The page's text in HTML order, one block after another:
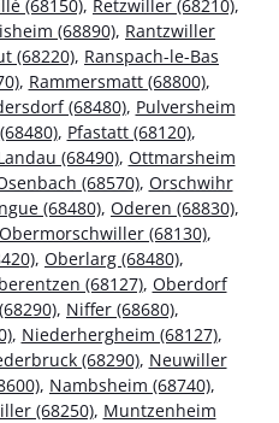
(68150), Retzwiller (68210),
(68890), Rantzwiller
(68220), Ranspach-le-Bas
, Rammersmatt (68800),
(68480), Pulversheim
, Pfastatt (68120),
(68490), Ottmarsheim
(68570), Orschwihr
(68480), Oderen (68830),
Obermorschwiller (68130),
, Oberlarg (68480),
(68127), Oberdorf
, Niffer (68680),
, Niederhergheim (68127),
(68290), Neuwiller
, Nambsheim (68740),
(68250), Muntzenheim